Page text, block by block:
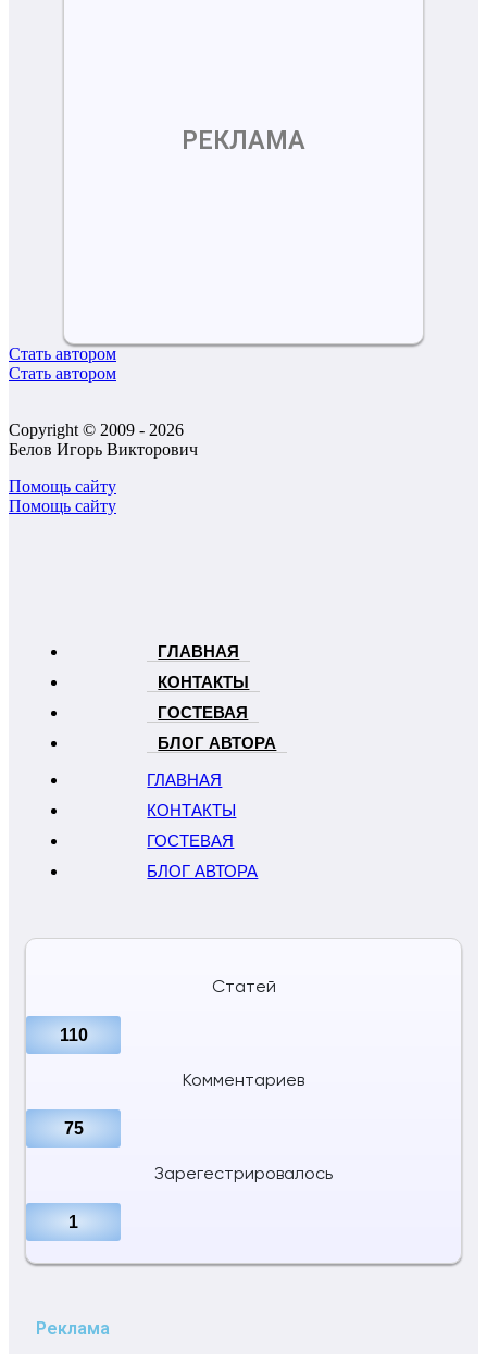
РЕКЛАМА
Стать автором
Стать автором
Copyright © 2009 - 2026
Белов Игорь Викторович
Помощь сайту
Помощь сайту
ГЛАВНАЯ
КОНТАКТЫ
ГОСТЕВАЯ
БЛОГ АВТОРА
ГЛАВНАЯ
КОНТАКТЫ
ГОСТЕВАЯ
БЛОГ АВТОРА
Статей
110
Комментариев
75
Зарегестрировалось
1
Реклама